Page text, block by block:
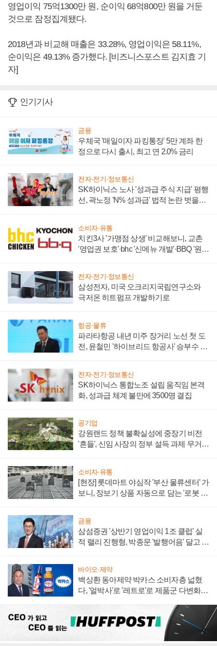
영업이익 75억1300만 원, 순이익 68억800만 원을 거둔
것으로 잠정집계됐다.
2018년과 비교해 매출은 33.28%, 영업이익은 58.11%,
순이익은 49.13% 증가했다. [비즈니스포스트 김지효 기
자]
인기기사
금융
우체국 '매일이자 파킹통장' 5만 계좌 한
정으로 다시 출시, 최고 연 2.0% 금리
전자·전기·정보통신
SK하이닉스 노사 '성과급 주식 지급' 평행
선, 곽노정 'N% 성과급' 법적 논란 벗을지
소비자·유통
치킨3사 '가맹점 상생' 비교해보니, 교촌
'영업권 보호'·bhc '신메뉴 개발'·BBQ '원가
전자·전기·정보통신
삼성전자, 미국 오크리지국립연구소와
극저온 히트펌프 개발하기로
항공·물류
파라타항공 내년 미주 장거리 노선 첫 도
전, 윤철민 '하이브리드 항공사' 승부수 통
전자·전기·정보통신
SK하이닉스 통합노조 설립 움직임 본격
화, 성과급 체계 불만에 3500명 결집
공기업
강원랜드 정책 불확실성에 중장기 비전
'흔들', 신임 사장의 정부 설득 과제 무거워
소비자·유통
[현장] 롯데마트 야심작 '부산 물류센터' 가
보니, 장보기 상품 자동으로 담는 '로봇 40
금융
삼섬증권 '상반기 영업이익 1조 클럽' 실
적 랠리 진행형, 박종문 '발행어음' 달고 연
바이오·제약
백상환 동아제약 박카스 소비자층 넓혔
다, '얼박사'로 '레트로'로 제품군 다변화